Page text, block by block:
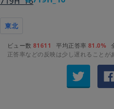
東北
ビュー数 81611 平均正答率 81.0%
正答率などの反映は少し遅れることが